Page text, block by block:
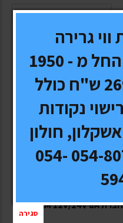
OSRAM
חברת OSRAM 12V/24V 8A
גרירה
לרכבים ! וו קבוע החל מ - 1950
ש"ח וו נשלף 2690 ש"ח כולל
נקודות
חולון
, רחובות 054-8074488 054-
סגירה